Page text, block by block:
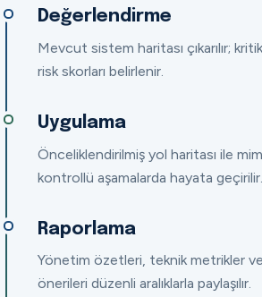
Değerlendirme
Mevcut sistem haritası çıkarılır; kritik
risk skorları belirlenir.
Uygulama
Önceliklendirilmiş yol haritası ile
kontrollü aşamalarda hayata geçirilir.
Raporlama
Yönetim özetleri, teknik metrikler
önerileri düzenli aralıklarla paylaşılır.